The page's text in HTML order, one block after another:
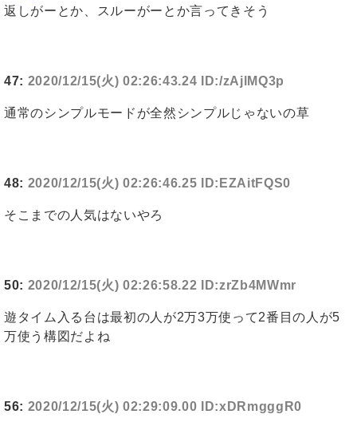
返しがーとか、スルーがーとか言ってきそう
47: 2020/12/15(火) 02:26:43.24 ID:/zAjlMQ3p
通常のシンプルモードが全然シンプルじゃないの草
48: 2020/12/15(火) 02:26:46.25 ID:EZAitFQS0
そこまでの人気はないやろ
50: 2020/12/15(火) 02:26:58.22 ID:zrZb4MWmr
遊タイム入る台は最初の人が2万3万使って2番目の人が5
万使う構図だよね
56: 2020/12/15(火) 02:29:09.00 ID:xDRmgggR0